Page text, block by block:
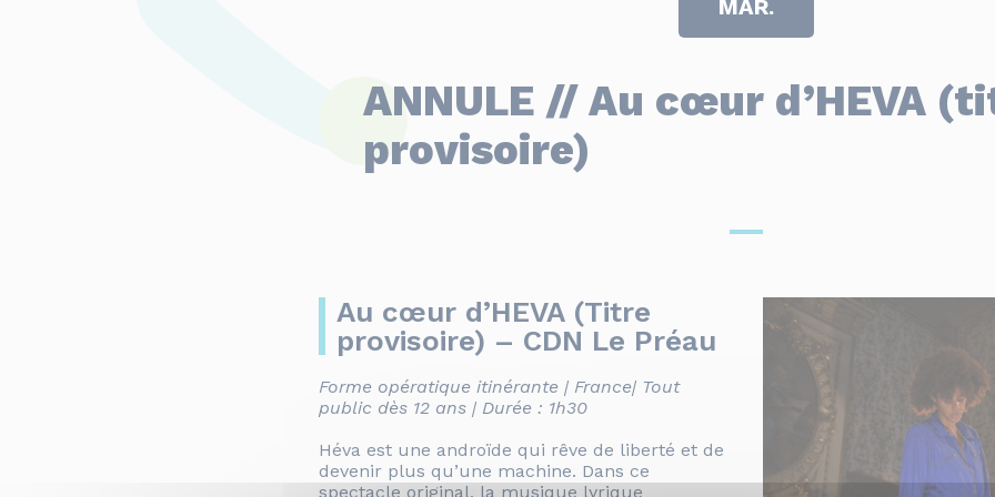
MAR.
ANNULE // Au cœur d’HEVA
provisoire)
Au cœur d’HEVA (Titre
provisoire) – CDN Le Préau
Forme opératique itinérante | France| Tout
public dès 12 ans | Durée : 1h30
Héva est une androïde qui rêve de liberté et de
devenir plus qu’une machine. Dans ce
spectacle original, la musique lyrique